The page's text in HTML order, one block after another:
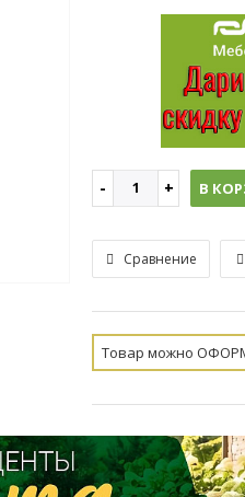
В
Сравнение
Товар можно